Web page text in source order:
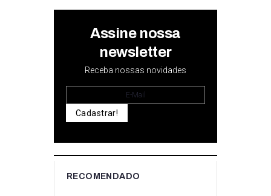
Assine nossa
newsletter
Receba nossas novidades
Cadastrar!
RECOMENDADO